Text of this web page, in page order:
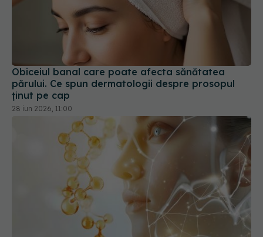
Obiceiul banal care poate afecta sănătatea
părului. Ce spun dermatologii despre prosopul
ținut pe cap
28 iun 2026, 11:00
Colagenul chiar te scapă de riduri? Ce conțin, de
fapt, cremele și suplimentele pe care ai dat bani